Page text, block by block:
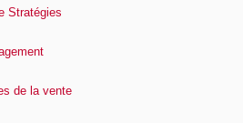
Stratégies
de la vente